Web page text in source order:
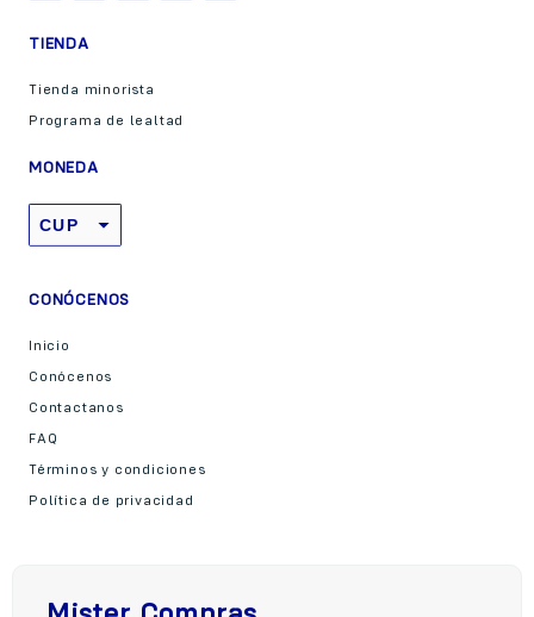
TIENDA
Tienda minorista
Programa de lealtad
MONEDA
CUP
CONÓCENOS
Inicio
Conócenos
Contactanos
FAQ
Términos y condiciones
Política de privacidad